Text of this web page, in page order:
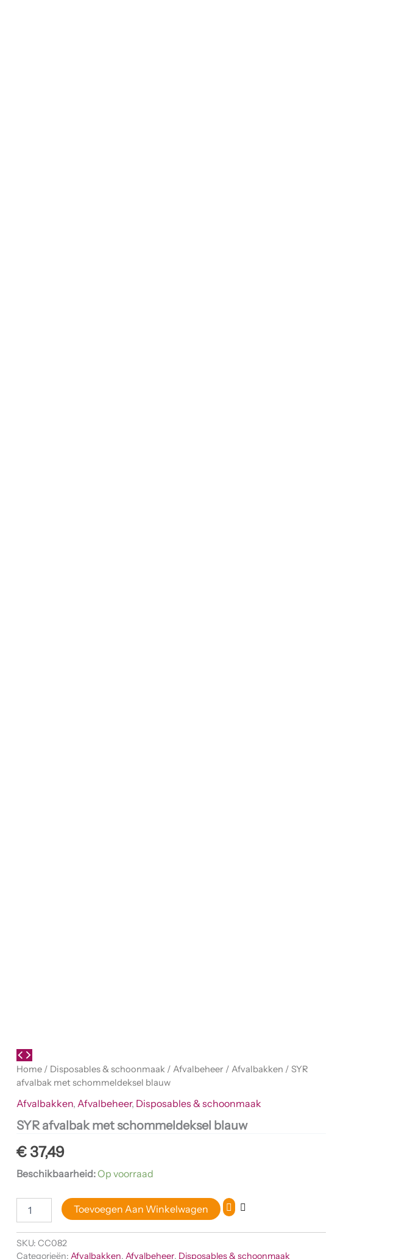
Home / Disposables & schoonmaak /Afvalbeheer /Afvalbakken / SYR
afvalbak met schommeldeksel blauw
Afvalbakken, Afvalbeheer, Disposables & schoonmaak
SYR afvalbak met schommeldeksel blauw
€ 37,49
Beschikbaarheid:Op voorraad
SYR
afvalbak
met
blauw
Toevoegen Aan Winkelwagen
SKU:CC082
Categorieën:Afvalbakken,Afvalbeheer, Disposables & schoonmaak